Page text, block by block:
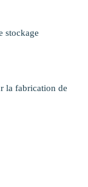
stockage
la fabrication de